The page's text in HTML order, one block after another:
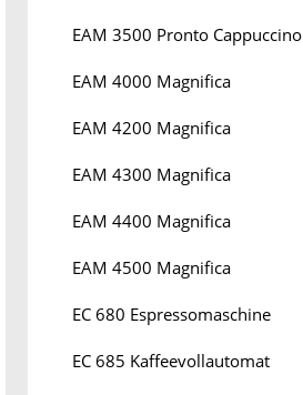
EAM 3500 Pronto Cappuccino
EAM 4000 Magnifica
EAM 4200 Magnifica
EAM 4300 Magnifica
EAM 4400 Magnifica
EAM 4500 Magnifica
EC 680 Espressomaschine
EC 685 Kaffeevollautomat